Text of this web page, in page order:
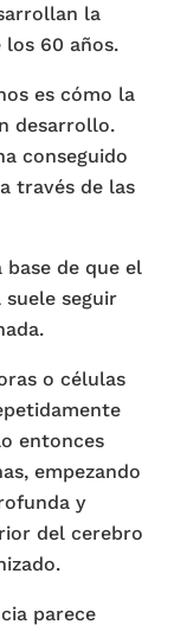
la
60 años.
es cómo la
desarrollo.
conseguido
través de las
de que el
seguir
o células
entonces
empezando
y
del cerebro
parece